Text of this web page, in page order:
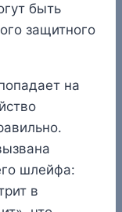
быть
защитного
на
шлейфа:
в